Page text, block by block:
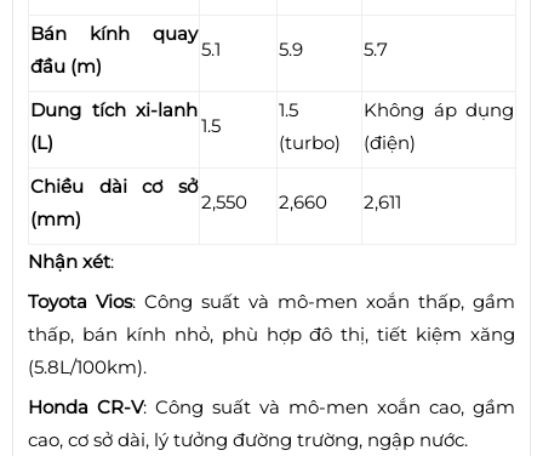
Bán kính quay
đầu (m)
5.1 5.9 5.7
Dung tích xi-lanh
(L)
1.5
1.5
(turbo)
Không áp dụng
(điện)
Chiều dài cơ sở
(mm)
2,550 2,660 2,611
Nhận xét:
Toyota Vios: Công suất và mô-men xoắn thấp, gầm
thấp, bán kính nhỏ, phù hợp đô thị, tiết kiệm xăng
(5.8L/100km).
Honda CR-V: Công suất và mô-men xoắn cao, gầm
cao, cơ sở dài, lý tưởng đường trường, ngập nước.